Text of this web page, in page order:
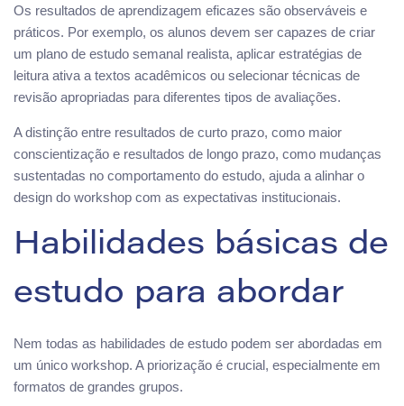
Os resultados de aprendizagem eficazes são observáveis e
práticos. Por exemplo, os alunos devem ser capazes de criar
um plano de estudo semanal realista, aplicar estratégias de
leitura ativa a textos acadêmicos ou selecionar técnicas de
revisão apropriadas para diferentes tipos de avaliações.
A distinção entre resultados de curto prazo, como maior
conscientização e resultados de longo prazo, como mudanças
sustentadas no comportamento do estudo, ajuda a alinhar o
design do workshop com as expectativas institucionais.
Habilidades básicas de
estudo para abordar
Nem todas as habilidades de estudo podem ser abordadas em
um único workshop. A priorização é crucial, especialmente em
formatos de grandes grupos.